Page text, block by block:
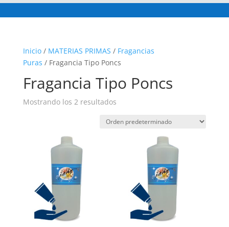
Inicio/ MATERIAS PRIMAS / Fragancias
Puras / Fragancia Tipo Poncs
Fragancia Tipo Poncs
Mostrando los 2 resultados